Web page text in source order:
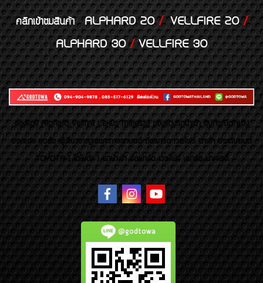
คลิกเข้าชมสินค้า ALPHARD 20/VELLFIRE 20/
ALPHARD 30/VELLFIRE 30
ของเเต่ง Alphard Vellfire Lexus Majesty ของเเต่งรถนำเข้า อุปกรณ์ตกแต่ง
ของแต่ง ชุดล้อ ผู้เชี่ยวชาญเฉพาะทางรถยนต์ อัลพาร์ด เวลไฟร์ นำเข้า ประดับยนต์
TOYOTA ( โตโยต้า ) รถนำเข้า อัลพาร์ด เวลไฟร์ เลกซัส มาเจสตี้
@godtowa